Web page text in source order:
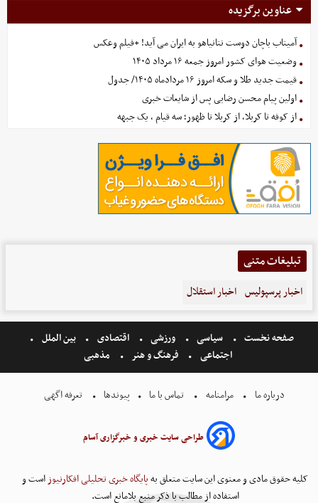
عناوین برگزیده
آمیتاب باچان دوست نتانیاهو به ایران می آید! +فیلم وعکس
وضعیت هوای کشور امروز جمعه ۱۶ مرداد ۱۴۰۵
قیمت جدید طلا و سکه امروز ۱۶ مردادماه ۱۴۰۵/ جدول
اولین پیام محسن رضایی پس از شایعات خبری
از کوفه تا کربلا، از کربلا تا ظهور؛ سه قیام ، یک جبهه
تبلیغات متنی
اخبار پرسپولیس اخبار استقلال
صفحه نخست سیاسی ورزشی اقتصادی
بین الملل
اجتماعی
فرهنگ و هنر مذهبی
درباره ما مرامنامه تماس با ما پیوندها تعرفه اگهی
طراحی سایت خبری و خبرگزاری آسام
کلیه حقوق مادی و معنوی این سایت متعلق بهپایگاه خبری تحلیلی افکارنیوزاست و
استفاده از مطالب با ذکر منبع بلامانع است.